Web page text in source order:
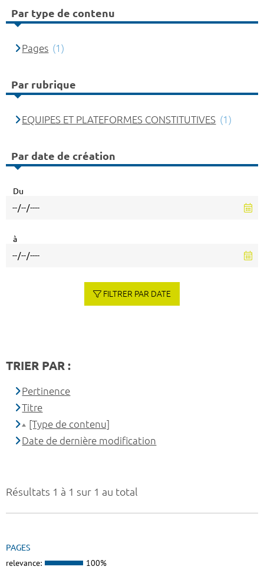
Résultats 1 à 1 sur 1 au total
PAGES
relevance: 100%
Par type de contenu
Pages (1)
Par rubrique
EQUIPES ET PLATEFORMES CONSTITUTIVES (1)
Par date de création
Du
à
FILTRER PAR DATE
TRIER PAR :
Pertinence
Titre
[Type de contenu]
Date de dernière modification